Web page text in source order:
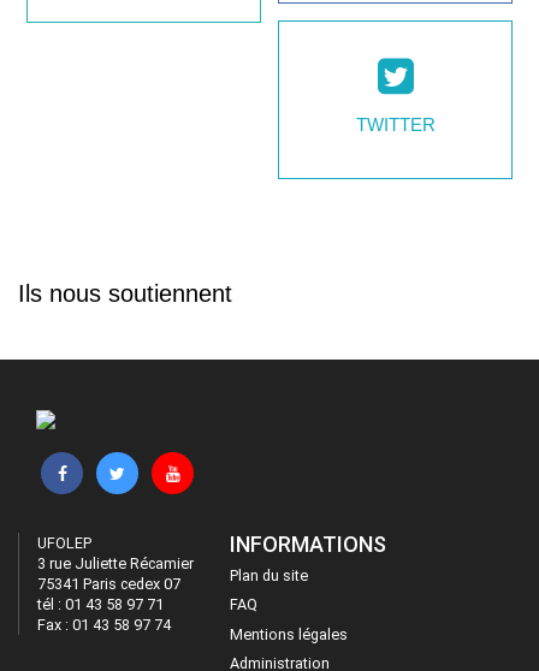
TWITTER
Ils nous soutiennent
UFOLEP
3 rue Juliette Récamier
75341 Paris cedex 07
tél : 01 43 58 97 71
Fax : 01 43 58 97 74
INFORMATIONS
Plan du site
FAQ
Mentions légales
Administration